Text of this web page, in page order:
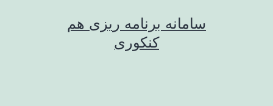
سامانه برنامه ریزی هم
کنکوری